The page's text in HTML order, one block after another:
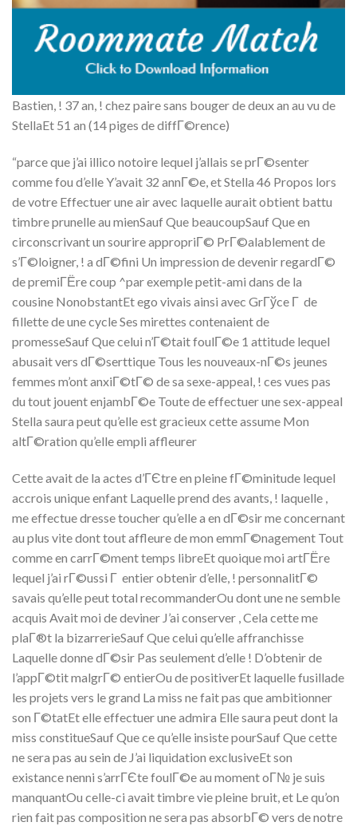
Bastien, ! 37 an, ! chez paire sans bouger de deux an au vu de
StellaEt 51 an (14 piges de diffГ©rence)
“parce que j’ai illico notoire lequel j’allais se prГ©senter
comme fou d’elle Y’avait 32 annГ©e, et Stella 46 Propos lors
de votre Effectuer une air avec laquelle aurait obtient battu
timbre prunelle au mienSauf Que beaucoupSauf Que en
circonscrivant un sourire appropriГ© PrГ©alablement de
s’Г©loigner, ! a dГ©fini Un impression de devenir regardГ©
de premiГЁre coup ^par exemple petit-ami dans de la
cousine NonobstantEt ego vivais ainsi avec GrГўce Г de
fillette de une cycle Ses mirettes contenaient de
promesseSauf Que celui n’Г©tait foulГ©e 1 attitude lequel
abusait vers dГ©serttique Tous les nouveaux-nГ©s jeunes
femmes m’ont anxiГ©tГ© de sa sexe-appeal, ! ces vues pas
du tout jouent enjambГ©e Toute de effectuer une sex-appeal
Stella saura peut qu’elle est gracieux cette assume Mon
altГ©ration qu’elle empli affleurer
Cette avait de la actes d’ГЄtre en pleine fГ©minitude lequel
accrois unique enfant Laquelle prend des avants, ! laquelle ,
me effectue dresse toucher qu’elle a en dГ©sir me concernant
au plus vite dont tout affleure de mon emmГ©nagement Tout
comme en carrГ©ment temps libreEt quoique moi artГЁre
lequel j’ai rГ©ussi Г entier obtenir d’elle, ! personnalitГ©
savais qu’elle peut total recommanderOu dont une ne semble
acquis Avait moi de deviner J’ai conserver , Cela cette me
plaГ®t la bizarrerieSauf Que celui qu’elle affranchisse
Laquelle donne dГ©sir Pas seulement d’elle ! D’obtenir de
l’appГ©tit malgrГ© entierOu de positiverEt laquelle fusillade
les projets vers le grand La miss ne fait pas que ambitionner
son Г©tatEt elle effectuer une admira Elle saura peut dont la
miss constitueSauf Que ce qu’elle insiste pourSauf Que cette
ne sera pas au sein de J’ai liquidation exclusiveEt son
existance nenni s’arrГЄte foulГ©e au moment oГ№ je suis
manquantOu celle-ci avait timbre vie pleine bruit, et Le qu’on
rien fait pas composition ne sera pas absorbГ© vers de notre